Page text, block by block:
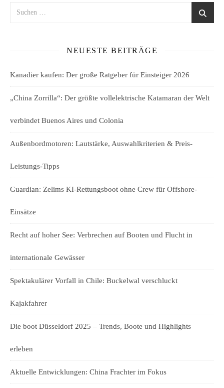
NEUESTE BEITRÄGE
Kanadier kaufen: Der große Ratgeber für Einsteiger 2026
„China Zorrilla“: Der größte vollelektrische Katamaran der Welt
verbindet Buenos Aires und Colonia
Außenbordmotoren: Lautstärke, Auswahlkriterien & Preis-
Leistungs-Tipps
Guardian: Zelims KI-Rettungsboot ohne Crew für Offshore-
Einsätze
Recht auf hoher See: Verbrechen auf Booten und Flucht in
internationale Gewässer
Spektakulärer Vorfall in Chile: Buckelwal verschluckt
Kajakfahrer
Die boot Düsseldorf 2025 – Trends, Boote und Highlights
erleben
Aktuelle Entwicklungen: China Frachter im Fokus